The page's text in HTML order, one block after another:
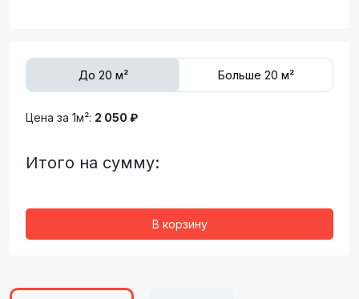
До 20 м² Больше 20 м²
Цена за 1м²: 2 050 ₽
Итого на сумму:
В корзину